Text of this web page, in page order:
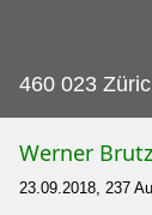
460 023
Werner
23.09.2018, 237